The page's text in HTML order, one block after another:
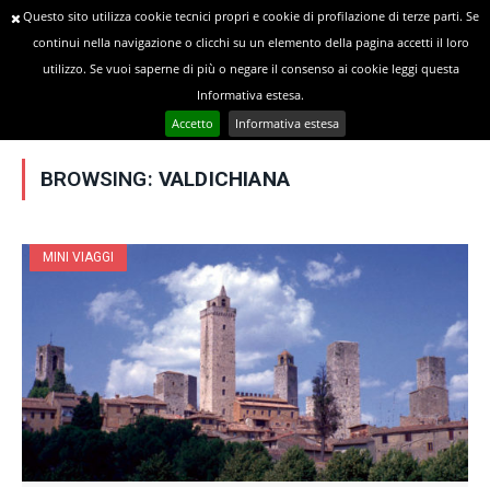
Posts Tagged "Valdichiana"
BROWSING: VALDICHIANA
MINI VIAGGI
Questo sito utilizza cookie tecnici propri e cookie di profilazione di terze parti. Se
continui nella navigazione o clicchi su un elemento della pagina accetti il loro
utilizzo. Se vuoi saperne di più o negare il consenso ai cookie leggi questa
Informativa estesa.
Accetto
Informativa estesa